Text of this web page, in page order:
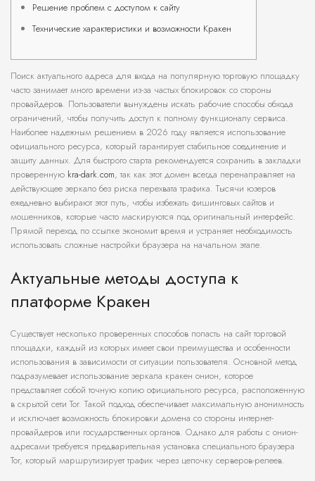
Решение проблем с доступом к сайту
Технические характеристики и возможности Кракен
Поиск актуального адреса для входа на популярную торговую площадку
часто занимает много времени из-за частых блокировок со стороны
провайдеров. Пользователи вынуждены искать рабочие способы обхода
ограничений, чтобы получить доступ к полному функционалу сервиса.
Наиболее надежным решением в 2026 году является использование
официального ресурса, который гарантирует стабильное соединение и
защиту данных. Для быстрого старта рекомендуется сохранить в закладки
проверенную kra-dark.com, так как этот домен всегда перенаправляет на
действующее зеркало без риска перехвата трафика. Тысячи юзеров
ежедневно выбирают этот путь, чтобы избежать фишинговых сайтов и
мошенников, которые часто маскируются под оригинальный интерфейс.
Прямой переход по ссылке экономит время и устраняет необходимость
использовать сложные настройки браузера на начальном этапе.
Актуальные методы доступа к
платформе Кракен
Существует несколько проверенных способов попасть на сайт торговой
площадки, каждый из которых имеет свои преимущества и особенности
использования в зависимости от ситуации пользователя. Основной метод
подразумевает использование зеркала кракен онион, которое
представляет собой точную копию официального ресурса, расположенную
в скрытой сети Tor. Такой подход обеспечивает максимальную анонимность
и исключает возможность блокировки домена со стороны интернет-
провайдеров или государственных органов. Однако для работы с онион-
адресами требуется предварительная установка специального браузера
Tor, который маршрутизирует трафик через цепочку серверов-релеев.